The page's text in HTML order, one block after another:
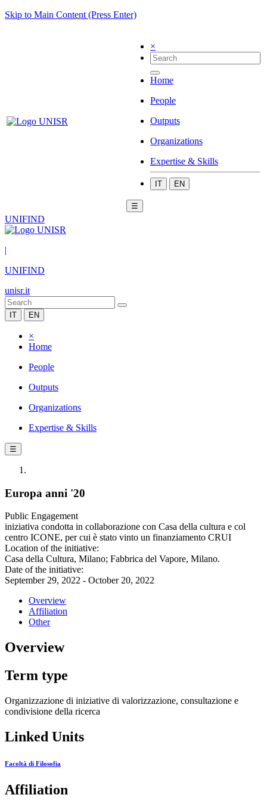
Skip to Main Content (Press Enter)
×
Home
People
Outputs
Organizations
Expertise & Skills
IT EN
☰
UNIFIND
|
UNIFIND
unisr.it
IT EN
×
Home
People
Outputs
Organizations
Expertise & Skills
☰
Europa anni '20
Public Engagement
iniziativa condotta in collaborazione con Casa della cultura e col
centro ICONE, per cui è stato vinto un finanziamento CRUI
Location of the initiative:
Casa della Cultura, Milano; Fabbrica del Vapore, Milano.
Date of the initiative:
September 29, 2022 - October 20, 2022
Overview
Affiliation
Other
Overview
Term type
Organizzazione di iniziative di valorizzazione, consultazione e
condivisione della ricerca
Linked Units
Facoltà di Filosofia
Affiliation